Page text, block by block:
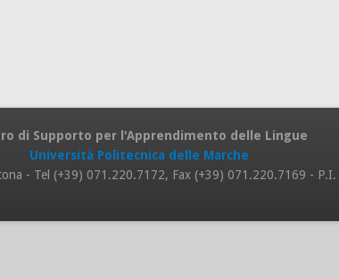
di Supporto per l'Apprendimento delle Lingue
Università Politecnica delle Marche
- Tel (+39) 071.220.7172, Fax (+39) 071.220.7169 -